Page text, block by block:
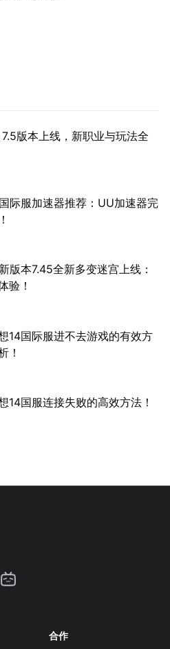
版本上线，新职业与玩法全
际服加速器推荐：UU加速器完
版本7.45全新多变迷宫上线：
验！
14国际服进不去游戏的有效方
！
14国服连接失败的高效方法！
合作